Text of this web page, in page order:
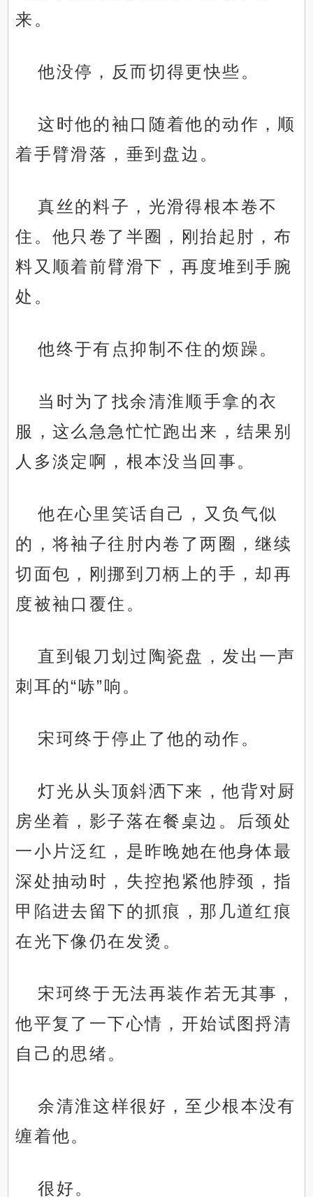
来。
他没停，反而切得更快些。
这时他的袖口随着他的动作，顺
着手臂滑落，垂到盘边。
真丝的料子，光滑得根本卷不
住。他只卷了半圈，刚抬起肘，布
料又顺着前臂滑下，再度堆到手腕
处。
他终于有点抑制不住的烦躁。
当时为了找余清淮顺手拿的衣
服，这么急急忙忙跑出来，结果别
人多淡定啊，根本没当回事。
他在心里笑话自己，又负气似
的，将袖子往肘内卷了两圈，继续
切面包，刚挪到刀柄上的手，却再
度被袖口覆住。
直到银刀划过陶瓷盘，发出一声
刺耳的“哧”响。
宋珂终于停止了他的动作。
灯光从头顶斜洒下来，他背对厨
房坐着，影子落在餐桌边。后颈处
一小片泛红，是昨晚她在他身体最
深处抽动时，失控抱紧他脖颈，指
甲陷进去留下的抓痕，那几道红痕
在光下像仍在发烫。
宋珂终于无法再装作若无其事，
他平复了一下心情，开始试图捋清
自己的思绪。
余清淮这样很好，至少根本没有
缠着他。
很好。